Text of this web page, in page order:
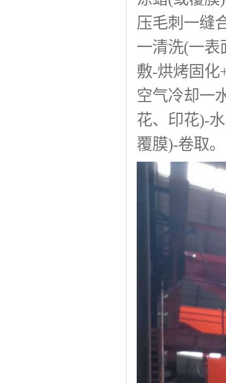
压毛刺一缝
一清洗(一表
敷-烘烤固化
空气冷却一
花、印花)-
覆膜)-卷取。